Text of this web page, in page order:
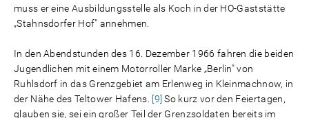
muss er eine Ausbildungsstelle als Koch in der HO-Gaststätte
„Stahnsdorfer Hof" annehmen.
In den Abendstunden des 16. Dezember 1966 fahren die beiden
Jugendlichen mit einem Motorroller Marke „Berlin" von
Ruhlsdorf in das Grenzgebiet am Erlenweg in Kleinmachnow, in
der Nähe des Teltower Hafens. [9]So kurz vor den Feiertagen,
glauben sie, sei ein großer Teil der Grenzsoldaten bereits im